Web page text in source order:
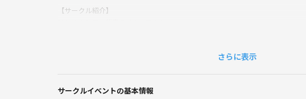
【サークル紹介】
世代層は現在20代が多いですが、その他の世代の方も大歓迎です！
さらに表示
サークルイベントの基本情報